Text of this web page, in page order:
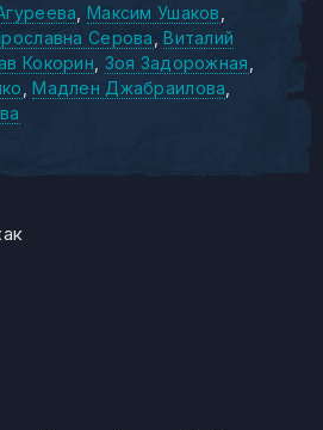
Максим Ушаков
Серова
Виталий
Кокорин Зоя Задорожная
Мадлен Джабраилова